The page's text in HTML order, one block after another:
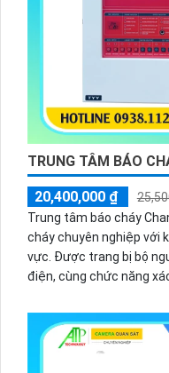
TRUNG TÂM BÁO
20,400,000 ₫
Trung tâm báo cháy
cháy chuyên nghiệp với
vực. Được trang bị bộ
điện, cùng chức năng
động giả, bảo vệ an toàn